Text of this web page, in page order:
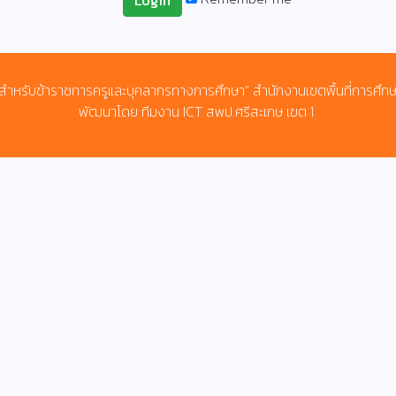
รับข้าราชการครูและบุคลากรทางการศึกษา" สำนักงานเขตพื้นที่การศึกษ
พัฒนาโดย ทีมงาน ICT สพป.ศรีสะเกษ เขต 1